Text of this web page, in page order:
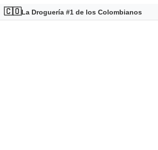
🇨🇴La Droguería #1 de los Colombianos